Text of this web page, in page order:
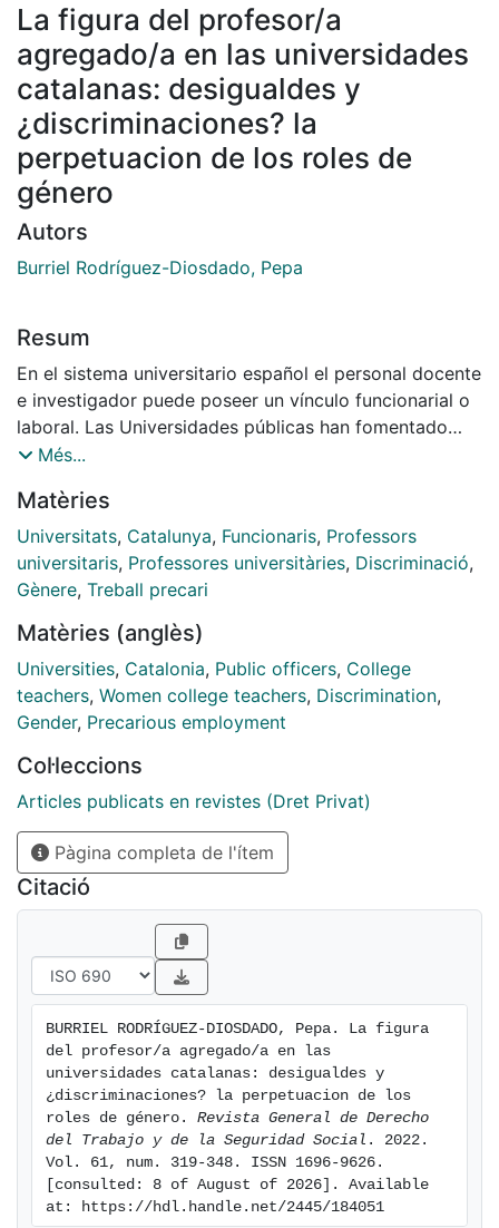
La figura del profesor/a
agregado/a en las universidades
catalanas: desigualdes y
¿discriminaciones? la
perpetuacion de los roles de
género
Autors
Burriel Rodríguez-Diosdado, Pepa
Resum
En el sistema universitario español el personal docente
e investigador puede poseer un vínculo funcionarial o
laboral. Las Universidades públicas han fomentado
durante años la contratación de su personal por la vía
sucesivas contrataciones; los motivos que se han
aducido normalmente son los de la mayor flexibilidad
de la vía laboral con respecto a la funcionarial. Sin
embargo, esta manera de entender la universidad ha
todo el territorio, sin que, en realidad exista una mayor
flexibilidad en las contrataciones. En las Universidades
públicas catalanas la figura del profesorado agregado
no es un contrato precario, sino que se trata del
carácter laboral, cuando la persona ha adquirido una
competencia significativa en docencia e investigación
y tras la superación de un concurso público. Dentro
del sistema universitario en Cataluña, la figura
contractual del profesor/a agregado/a se ha defendido
como si fuera equivalente a la del profesorado titular,
funcionario público. Pero, ¿es realmente así tanto
dentro como fuera de las Universidades públicas
catalanas? El presente informe tiene como finalidad el
examen de la legislación que afecta a las
universidades públicas en Cataluña, la norma estatal y
las normas autonómicas, donde se aprecian
incongruencias, falta de equiparación real en derechos
entre las figuras contractual y funcionarial y, lo más
preocupante, una perpetuación de los roles de género
que obstaculiza la progresión de las mujeres
profesoras agregadas en este sistema universitario.
Més...
Matèries
Universitats, Catalunya, Funcionaris, Professors
universitaris, Professores universitàries, Discriminació,
Gènere, Treball precari
Matèries (anglès)
Universities, Catalonia, Public officers, College
teachers, Women college teachers, Discrimination,
Gender, Precarious employment
Col·leccions
Articles publicats en revistes (Dret Privat)
Pàgina completa de l'ítem
Citació
BURRIEL RODRÍGUEZ-DIOSDADO, Pepa. La figura
del profesor/a agregado/a en las
universidades catalanas: desigualdes y
¿discriminaciones? la perpetuacion de los
roles de género. Revista General de Derecho
del Trabajo y de la Seguridad Social . 2022.
Vol. 61, num. 319-348. ISSN 1696-9626.
[consulted: 8 of August of 2026]. Available
at: https://hdl.handle.net/2445/184051